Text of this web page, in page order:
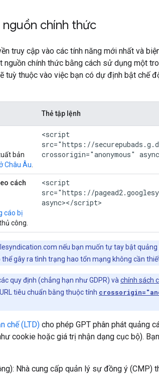
chính thức
truy cập vào các tính năng mới nhất và
nguồn chính thức bằng cách sử dụng một
tuỳ thuộc vào việc bạn có dự định bật chế
Thẻ tập lệnh
bản
Châu Âu
<script
src="https://
crossorigin="anonymous"
cách
cáo bị
công.
<script
src="https://
async></script>
nếu bạn muốn tự tay bật
gây ra tình trạng hao tổn mạng không cần
quy định (chẳng hạn như GDPR) và chính sách
tiêu chuẩn bằng thuộc tính
chế (LTD) cho phép GPT phân phát quảng
cookie hoặc giá trị nhận dạng cục bộ).
Nhà cung cấp quản lý sự đồng ý (CMP)